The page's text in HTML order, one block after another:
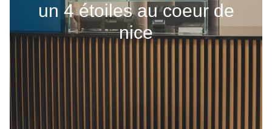
un 4 étoiles au coeur de
nice